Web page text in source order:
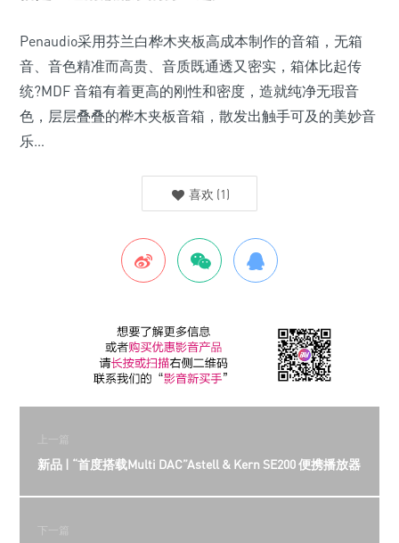
Penaudio采用芬兰白桦木夹板高成本制作的音箱，无箱
音、音色精准而高贵、音质既通透又密实，箱体比起传
统?MDF 音箱有着更高的刚性和密度，造就纯净无瑕音
色，层层叠叠的桦木夹板音箱，散发出触手可及的美妙音
乐…
喜欢 (1)
上一篇
新品 | “首度搭载Multi DAC”Astell & Kern SE200 便携播放器
下一篇